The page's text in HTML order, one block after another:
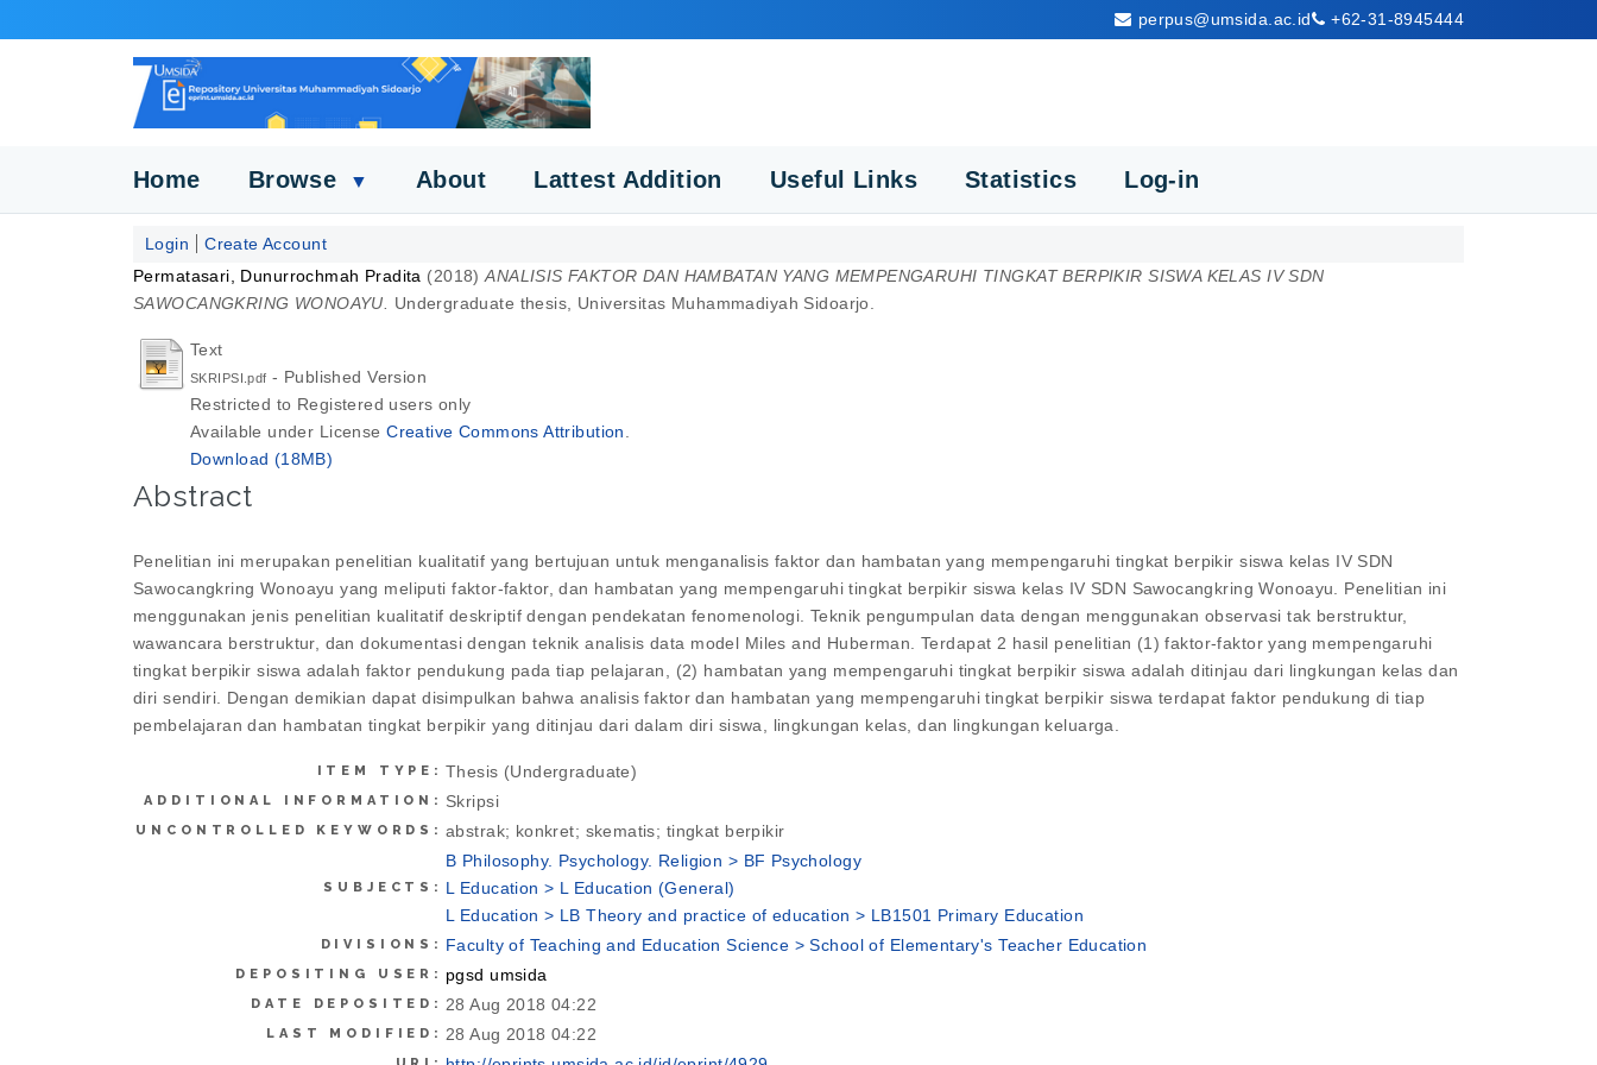
perpus@umsida.ac.id +62-31-8945444
Home Browse ▼ About Lattest Addition Useful Links Statistics Log-in
Login
Create Account
Permatasari, Dunurrochmah Pradita (2018)ANALISIS FAKTOR DAN HAMBATAN YANG MEMPENGARUHI TINGKAT BERPIKIR SISWA KELAS IV SDN
SAWOCANGKRING WONOAYU.
Undergraduate thesis, Universitas Muhammadiyah Sidoarjo.
Text
SKRIPSI.pdf - Published Version
Restricted to Registered users only
Available under LicenseCreative Commons Attribution
Download (18MB)
Abstract
Penelitian ini merupakan penelitian kualitatif yang bertujuan untuk menganalisis faktor dan hambatan yang mempengaruhi tingkat berpikir siswa kelas IV SDN
Sawocangkring Wonoayu yang meliputi faktor-faktor, dan hambatan yang mempengaruhi tingkat berpikir siswa kelas IV SDN Sawocangkring Wonoayu. Penelitian ini
menggunakan jenis penelitian kualitatif deskriptif dengan pendekatan fenomenologi. Teknik pengumpulan data dengan menggunakan observasi tak berstruktur,
wawancara berstruktur, dan dokumentasi dengan teknik analisis data model Miles and Huberman. Terdapat 2 hasil penelitian (1) faktor-faktor yang mempengaruhi
tingkat berpikir siswa adalah faktor pendukung pada tiap pelajaran, (2) hambatan yang mempengaruhi tingkat berpikir siswa adalah ditinjau dari lingkungan kelas dan
diri sendiri. Dengan demikian dapat disimpulkan bahwa analisis faktor dan hambatan yang mempengaruhi tingkat berpikir siswa terdapat faktor pendukung di tiap
pembelajaran dan hambatan tingkat berpikir yang ditinjau dari dalam diri siswa, lingkungan kelas, dan lingkungan keluarga.
ITEM TYPE: Thesis (Undergraduate)
ADDITIONAL INFORMATION: Skripsi
UNCONTROLLED KEYWORDS: abstrak; konkret; skematis; tingkat berpikir
SUBJECTS:
B Philosophy. Psychology. Religion > BF Psychology
L Education > L Education (General)
L Education > LB Theory and practice of education > LB1501 Primary Education
DIVISIONS: Faculty of Teaching and Education Science > School of Elementary's Teacher Education
DEPOSITING USER: pgsd umsida
DATE DEPOSITED: 28 Aug 2018 04:22
LAST MODIFIED: 28 Aug 2018 04:22